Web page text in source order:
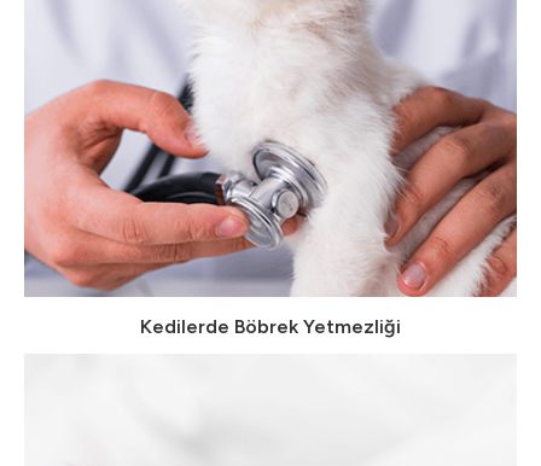
Kedilerde Böbrek Yetmezliği